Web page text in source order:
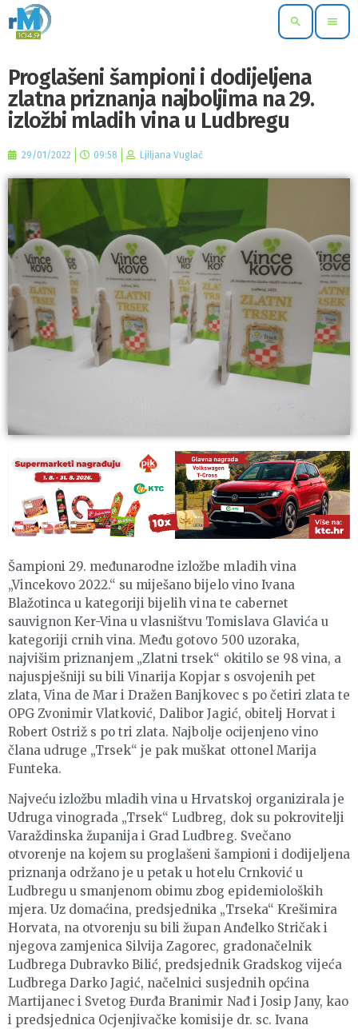
search menu
Proglašeni šampioni i dodijeljena
zlatna priznanja najboljima na 29.
izložbi mladih vina u Ludbregu
29/01/2022 09:58 Ljiljana Vuglač
Šampioni 29. međunarodne izložbe mladih vina
„Vincekovo 2022.“ su miješano bijelo vino Ivana
Blažotinca u kategoriji bijelih vina te cabernet
sauvignon Ker-Vina u vlasništvu Tomislava Glavića u
kategoriji crnih vina. Među gotovo 500 uzoraka,
najvišim priznanjem „Zlatni trsek“ okitilo se 98 vina, a
najuspješniji su bili Vinarija Kopjar s osvojenih pet
zlata, Vina de Mar i Dražen Banjkovec s po četiri zlata te
OPG Zvonimir Vlatković, Dalibor Jagić, obitelj Horvat i
Robert Ostriž s po tri zlata. Najbolje ocijenjeno vino
člana udruge „Trsek“ je pak muškat ottonel Marija
Funteka.
Najveću izložbu mladih vina u Hrvatskoj organizirala je
Udruga vinograda „Trsek“ Ludbreg, dok su pokrovitelji
Varaždinska županija i Grad Ludbreg. Svečano
otvorenje na kojem su proglašeni šampioni i dodijeljena
priznanja održano je u petak u hotelu Crnković u
Ludbregu u smanjenom obimu zbog epidemioloških
mjera. Uz domaćina, predsjednika „Trseka“ Krešimira
Horvata, na otvorenju su bili župan Anđelko Stričak i
njegova zamjenica Silvija Zagorec, gradonačelnik
Ludbrega Dubravko Bilić, predsjednik Gradskog vijeća
Ludbrega Darko Jagić, načelnici susjednih općina
Martijanec i Svetog Đurđa Branimir Nađ i Josip Jany, kao
i predsjednica Ocjenjivačke komisije dr. sc. Ivana